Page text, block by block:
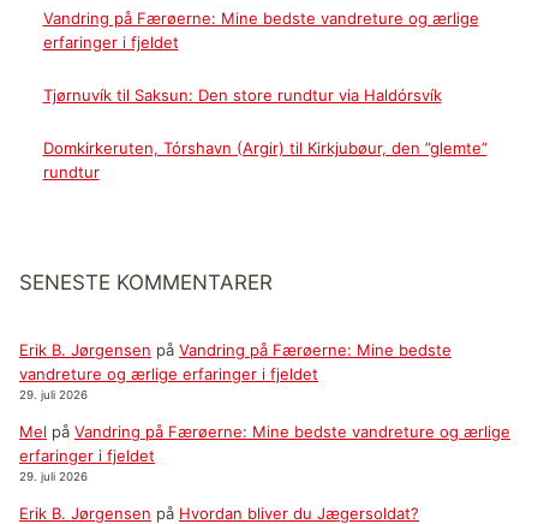
Vandring på Færøerne: Mine bedste vandreture og ærlige
erfaringer i fjeldet
Tjørnuvík til Saksun: Den store rundtur via Haldórsvík
Domkirkeruten, Tórshavn (Argir) til Kirkjubøur, den ”glemte”
rundtur
SENESTE KOMMENTARER
Erik B. Jørgensen på Vandring på Færøerne: Mine bedste
vandreture og ærlige erfaringer i fjeldet
29. juli 2026
Mel på Vandring på Færøerne: Mine bedste vandreture og ærlige
erfaringer i fjeldet
29. juli 2026
Erik B. Jørgensen på Hvordan bliver du Jægersoldat?